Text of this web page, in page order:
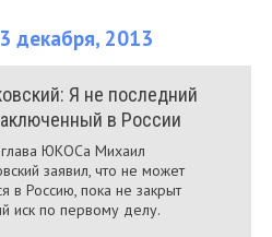
декабря, 2013
Я не последний
в России
ЮКОСа Михаил
заявил, что не может
в Россию, пока не закрыт
иск по первому делу.